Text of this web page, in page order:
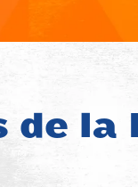
de la